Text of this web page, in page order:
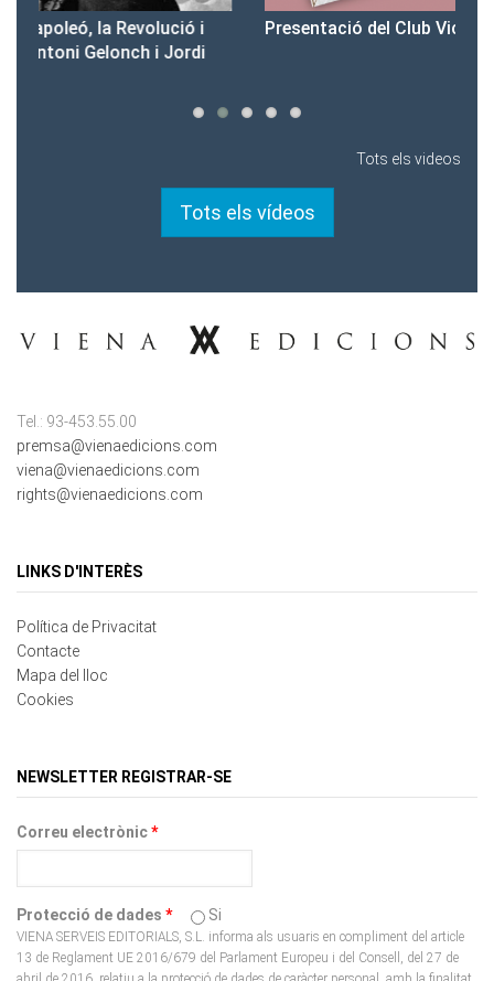
Presentació del Club Victòria
Tots els vídeos
premsa@vienaedicions.com
viena@vienaedicions.com
rights@vienaedicions.com
Contacte
Mapa del lloc
Cookies
Protecció de dades* Si
VIENA SERVEIS EDITORIALS, S.L. informa als usuaris en compliment del article
13 de Reglament UE 2016/679 del Parlament Europeu i del Consell, del 27 de
abril de 2016, relatiu a la protecció de dades de caràcter personal, amb la finalitat
que aquests decideixin de forma expressa, lliure i voluntària, si desitgen facilitar